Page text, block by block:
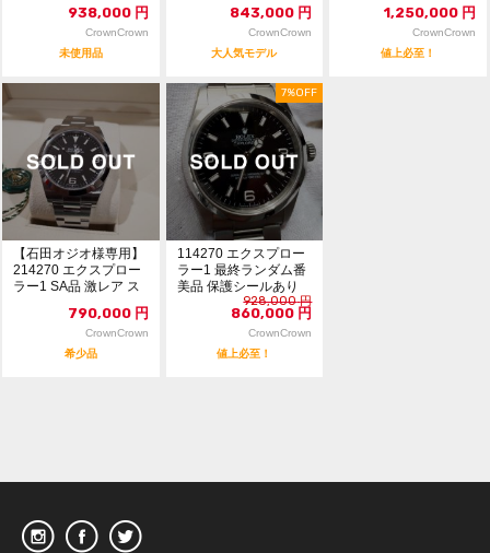
938,000 円
CrownCrown
未使用品
843,000 円
CrownCrown
大人気モデル
1,250,000 円
CrownCrown
値上必至！
【石田オジオ様専用】
214270 エクスプロー
ラー1 SA品 激レア ス
790,000 円
CrownCrown
希少品
7%OFF
114270 エクスプロー
ラー1 最終ランダム番
美品 保護シールあり
928,000 円
860,000 円
CrownCrown
値上必至！